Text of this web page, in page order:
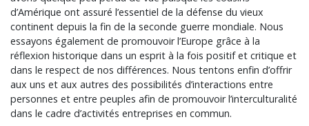
d’Amérique ont assuré l’essentiel de la défense du vieux
continent depuis la fin de la seconde guerre mondiale. Nous
essayons également de promouvoir l’Europe grâce à la
réflexion historique dans un esprit à la fois positif et critique et
dans le respect de nos différences. Nous tentons enfin d’offrir
aux uns et aux autres des possibilités d’interactions entre
personnes et entre peuples afin de promouvoir l’interculturalité
dans le cadre d’activités entreprises en commun.